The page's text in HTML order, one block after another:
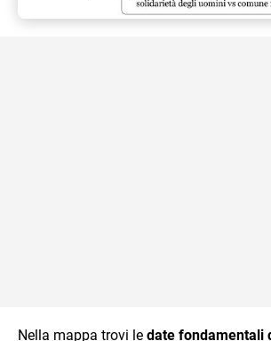
Nella mappa trovi le date fondamentali